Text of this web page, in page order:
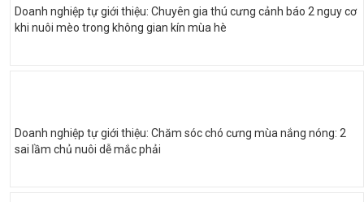
Doanh nghiệp tự giới thiệu: Chuyên gia thú cưng cảnh báo 2 nguy cơ
khi nuôi mèo trong không gian kín mùa hè
Doanh nghiệp tự giới thiệu: Chăm sóc chó cưng mùa nắng nóng: 2
sai lầm chủ nuôi dễ mắc phải